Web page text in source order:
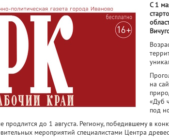
С 1
на
«Дуб
под
продлится до 1 августа. Региону, победившему в
мероприятий специалистами Центра